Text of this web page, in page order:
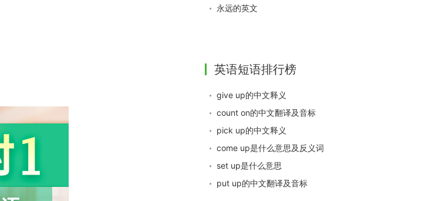
永远的英文
英语短语排行榜
give up的中文释义
count on的中文翻译及音标
pick up的中文释义
come up是什么意思及反义词
set up是什么意思
put up的中文翻译及音标